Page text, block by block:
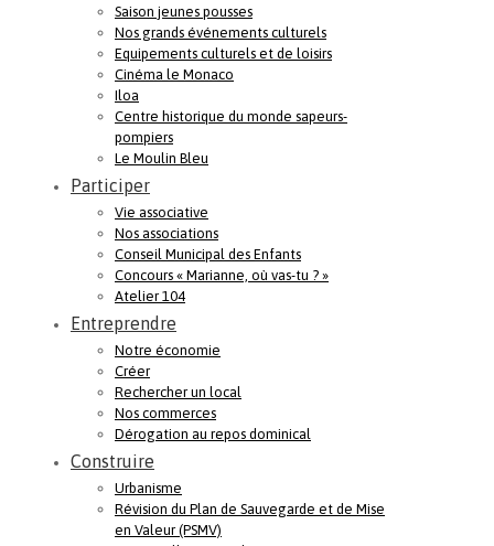
Saison jeunes pousses
Nos grands événements culturels
Equipements culturels et de loisirs
Cinéma le Monaco
Iloa
Centre historique du monde sapeurs-
pompiers
Le Moulin Bleu
Participer
Vie associative
Nos associations
Conseil Municipal des Enfants
Concours « Marianne, où vas-tu ? »
Atelier 104
Entreprendre
Notre économie
Créer
Rechercher un local
Nos commerces
Dérogation au repos dominical
Construire
Urbanisme
Révision du Plan de Sauvegarde et de Mise
en Valeur (PSMV)